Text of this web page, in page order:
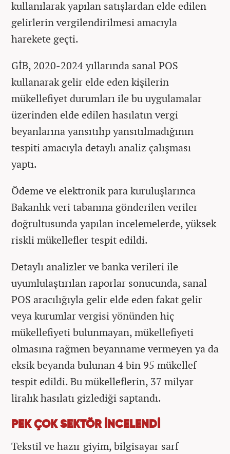
kullanılarak yapılan satışlardan elde edilen
gelirlerin vergilendirilmesi amacıyla
harekete geçti.
GİB, 2020-2024 yıllarında sanal POS
kullanarak gelir elde eden kişilerin
mükellefiyet durumları ile bu uygulamalar
üzerinden elde edilen hasılatın vergi
beyanlarına yansıtılıp yansıtılmadığının
tespiti amacıyla detaylı analiz çalışması
yaptı.
Ödeme ve elektronik para kuruluşlarınca
Bakanlık veri tabanına gönderilen veriler
doğrultusunda yapılan incelemelerde, yüksek
riskli mükellefler tespit edildi.
Detaylı analizler ve banka verileri ile
uyumlulaştırılan raporlar sonucunda, sanal
POS aracılığıyla gelir elde eden fakat gelir
veya kurumlar vergisi yönünden hiç
mükellefiyeti bulunmayan, mükellefiyeti
olmasına rağmen beyanname vermeyen ya da
eksik beyanda bulunan 4 bin 95 mükellef
tespit edildi. Bu mükelleflerin, 37 milyar
liralık hasılatı gizlediği saptandı.
PEK ÇOK SEKTÖR İNCELENDİ
Tekstil ve hazır giyim, bilgisayar sarf